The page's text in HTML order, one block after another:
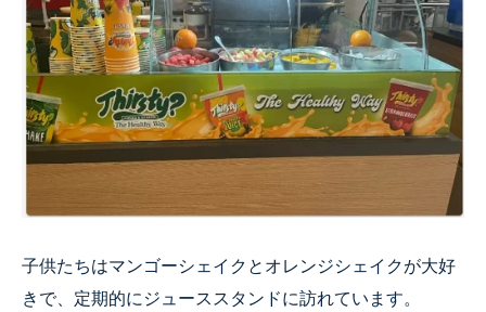
子供たちはマンゴーシェイクとオレンジシェイクが大好
きで、定期的にジューススタンドに訪れています。